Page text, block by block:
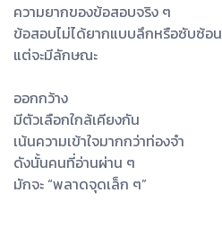
ความยากของข้อสอบจริง ๆ
ข้อสอบไม่ได้ยากแบบลึกหรือซับซ้อน
แต่จะมีลักษณะ
ออกกว้าง
มีตัวเลือกใกล้เคียงกัน
เน้นความเข้าใจมากกว่าท่องจำ
ดังนั้นคนที่อ่านผ่าน ๆ
มักจะ “พลาดจุดเล็ก ๆ”